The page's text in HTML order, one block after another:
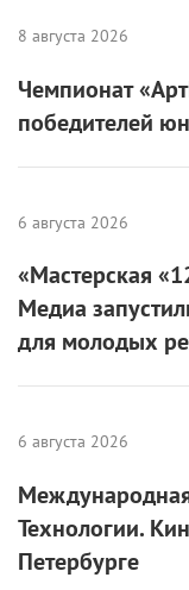
падениям,
почувствовать
«Вы
время интервью. —
чего покрепче?»
Если вы нашли
нажмитеCtrl+Enter.
Покемон.
Райан Рейнольдс